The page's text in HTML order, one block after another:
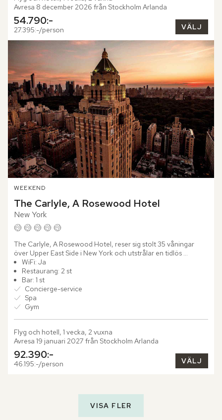
Avresa 8 december 2026 från Stockholm Arlanda
54.790:-
27.395:-/person VÄLJ
WEEKEND
The Carlyle, A Rosewood Hotel
New York
The Carlyle, A Rosewood Hotel, reser sig stolt 35 våningar
över Upper East Side i New York och utstrålar en tidlös
elegans. Med sin klassiska arkitektur och smakfulla inredning
har...
WiFi: Ja
Restaurang: 2 st
Bar: 1 st
Concierge-service
Spa
Gym
Flyg och hotell, 1 vecka, 2 vuxna
Avresa 19 januari 2027 från Stockholm Arlanda
92.390:-
46.195:-/person VÄLJ
VISA FLER